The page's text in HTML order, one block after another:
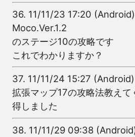
36. 11/11/23 17:20
Moco.Ver.1.2
のステージ10の攻略です
これでわかりますか？
37. 11/11/24 15:27
拡張マップ17の攻略法教えて
得しました
38. 11/11/29 09:38